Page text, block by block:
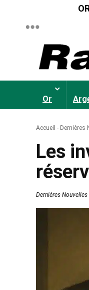
Or
Accueil - Dernières
Les
Dernières